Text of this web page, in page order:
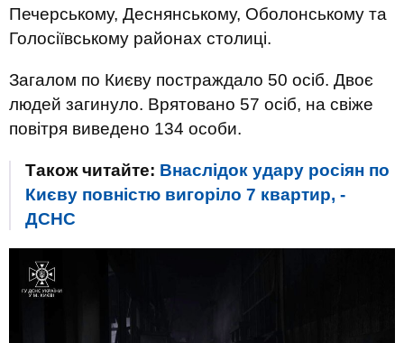
Печерському, Деснянському, Оболонському та
Голосіївському районах столиці.
Загалом по Києву постраждало 50 осіб. Двоє
людей загинуло. Врятовано 57 осіб, на свіже
повітря виведено 134 особи.
Також читайте: Внаслідок удару росіян по
Києву повністю вигоріло 7 квартир, -
ДСНС